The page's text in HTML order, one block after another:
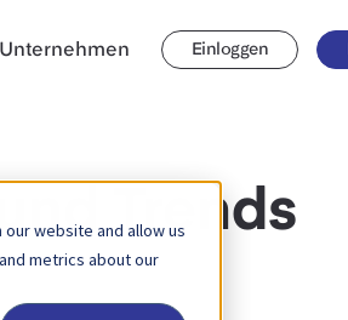
website and allow us
metrics about our
Unternehmen Einloggen
Trends